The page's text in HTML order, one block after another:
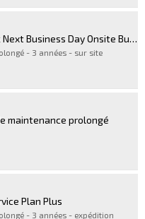
Electronic HP Care Pack Next Business Day Onsite Bundled Service
- 3 années - sur site
maintenance prolongé
Plan Plus
- 3 années - expédition